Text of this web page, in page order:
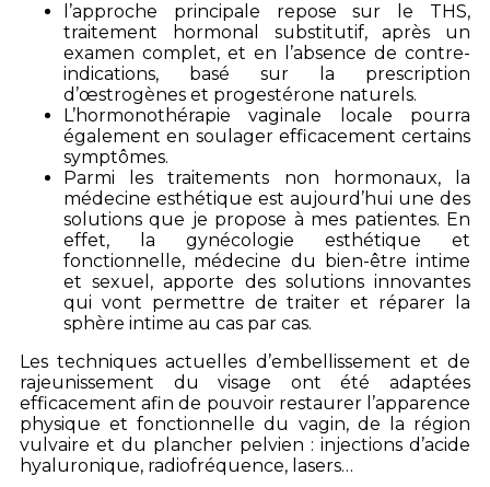
l’approche principale repose sur le THS,
traitement hormonal substitutif, après un
examen complet, et en l’absence de contre-
indications, basé sur la prescription
d’œstrogènes et progestérone naturels.
L’hormonothérapie vaginale locale pourra
également en soulager efficacement certains
symptômes.
Parmi les traitements non hormonaux, la
médecine esthétique est aujourd’hui une des
solutions que je propose à mes patientes. En
effet, la gynécologie esthétique et
fonctionnelle, médecine du bien-être intime
et sexuel, apporte des solutions innovantes
qui vont permettre de traiter et réparer la
sphère intime au cas par cas.
Les techniques actuelles d’embellissement et de
rajeunissement du visage ont été adaptées
efficacement afin de pouvoir restaurer l’apparence
physique et fonctionnelle du vagin, de la région
vulvaire et du plancher pelvien : injections d’acide
hyaluronique, radiofréquence, lasers…